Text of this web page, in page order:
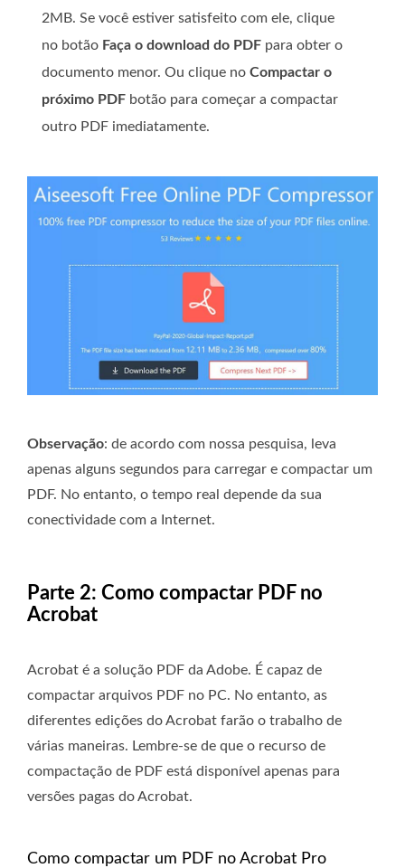
2MB. Se você estiver satisfeito com ele, clique
no botão Faça o download do PDF para obter o
documento menor. Ou clique no Compactar o
próximo PDF botão para começar a compactar
outro PDF imediatamente.
Observação: de acordo com nossa pesquisa, leva
apenas alguns segundos para carregar e compactar um
PDF. No entanto, o tempo real depende da sua
conectividade com a Internet.
Parte 2: Como compactar PDF no
Acrobat
Acrobat é a solução PDF da Adobe. É capaz de
compactar arquivos PDF no PC. No entanto, as
diferentes edições do Acrobat farão o trabalho de
várias maneiras. Lembre-se de que o recurso de
compactação de PDF está disponível apenas para
versões pagas do Acrobat.
Como compactar um PDF no Acrobat Pro